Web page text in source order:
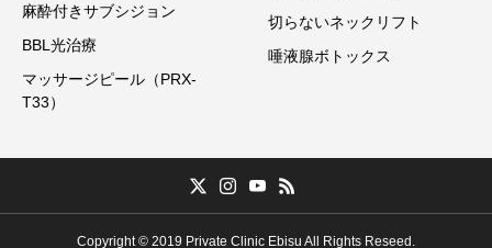
麻酔付きサブシジョン
BBL光治療
マッサージピール（PRX-
T33）
切らないネックリフト
唾液腺ボトックス
Copyright © 2019 Private Clinic Ebisu All Rights Reseed.